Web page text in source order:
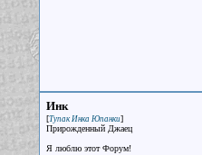
Инк
[Тупак Инка Юпанки]
Прирожденный Джаец
Я люблю этот Форум!